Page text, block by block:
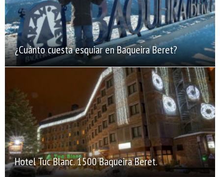
¿Cuánto cuesta esquiar en Baqueira Beret?
Hotel Tuc Blanc. 1500 Baqueira Beret.